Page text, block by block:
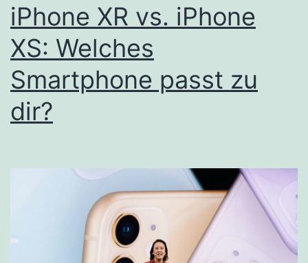
iPhone XR vs. iPhone
XS: Welches
Smartphone passt zu
dir?